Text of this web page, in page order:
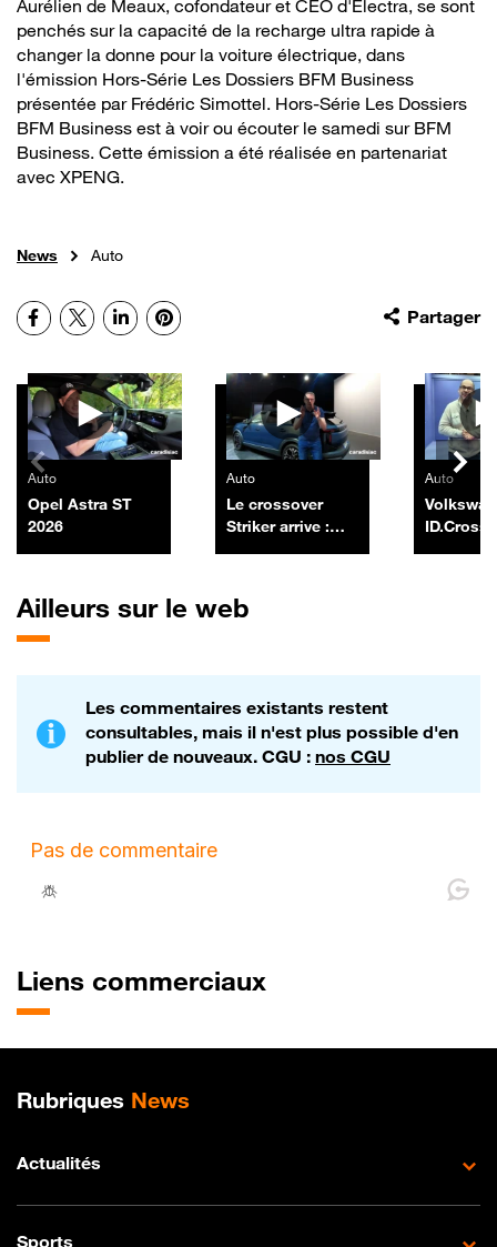
Aurélien de Meaux, cofondateur et CEO d'Electra, se sont
penchés sur la capacité de la recharge ultra rapide à
changer la donne pour la voiture électrique, dans
l'émission Hors-Série Les Dossiers BFM Business
présentée par Frédéric Simottel. Hors-Série Les Dossiers
BFM Business est à voir ou écouter le samedi sur BFM
Business. Cette émission a été réalisée en partenariat
avec XPENG.
News Auto
Partager
Facebook
X LinkedInPinterest
Autres vidéos
Auto
Opel Astra ST
2026
Auto
Le crossover
Striker arrive :
Auto
ID.Cross
Ailleurs sur le web
Les commentaires existants restent
consultables, mais il n'est plus possible d'en
publier de nouveaux. CGU : nos CGU
Liens commerciaux
Plan de site
Rubriques News
Actualités
Sports